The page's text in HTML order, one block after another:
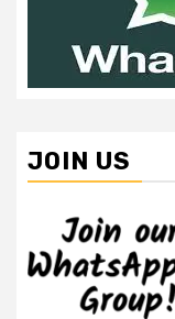
JOIN US